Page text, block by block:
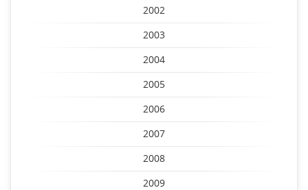
2002
2003
2004
2005
2006
2007
2008
2009